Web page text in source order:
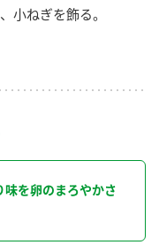
小ねぎを飾る。
味を卵のまろやかさ